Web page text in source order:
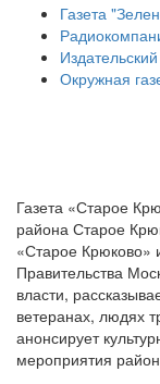
Газета
Окружная
Газета «Старое
района Старое
«Старое Крюково»
Правительства
власти,
ветеранах, людях
анонсирует
мероприятия